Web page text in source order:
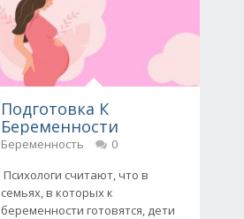
Подготовка К
Беременности
Беременность
0
Психологи считают, что в
семьях, в которых к
беременности готовятся, дети